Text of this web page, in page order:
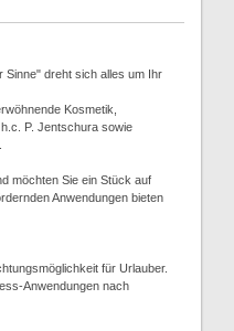
Sinne" dreht sich alles um Ihr
Kosmetik,
P. Jentschura sowie
möchten Sie ein Stück auf
Anwendungen bieten
für Urlauber.
Anwendungen nach